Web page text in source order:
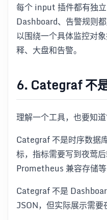
每个 input 插件都有独立
Dashboard、告警规则
以围绕一个具体监控对
释、大盘和告警。
6. Categraf 不
理解一个工具，也要知
Categraf 不是时序数据
标，指标需要写到夜莺
Prometheus 兼容存储等
Categraf 不是
JSON，但实际展示需要